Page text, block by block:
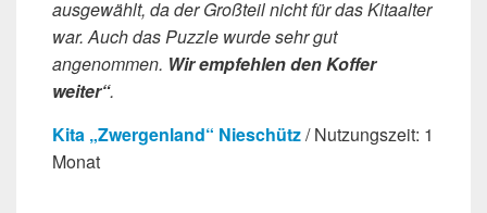
ausgewählt, da der Großteil nicht für das Kitaalter
war. Auch das Puzzle wurde sehr gut
angenommen. Wir empfehlen den Koffer
weiter“.
Kita „Zwergenland“ Nieschütz/ Nutzungszeit: 1
Monat